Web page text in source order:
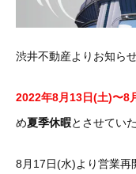
渋井不動産よりお知らせ
2022年8月13日(土)〜8
め夏季休暇とさせてい
8月17日(水)より営業再